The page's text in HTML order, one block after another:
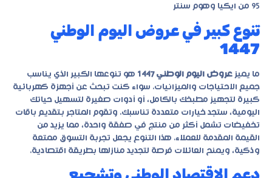
95 من ايكيا وهوم سنتر
تنوع كبير في عروض اليوم الوطني
1447
ما يميز عروض اليوم الوطني 1447
هو تنوعها الكبير الذي يناسب
جميع الاحتياجات والميزانيات. سواء كنت تبحث عن أجهزة كهربائية
كبيرة لتجهيز مطبخك بالكامل، أو أدوات صغيرة لتسهيل حياتك
اليومية، ستجد خيارات متعددة تناسبك. وتقوم المتاجر بتقديم باقات
تخفيضات تشمل أكثر من منتج في صفقة واحدة، مما يزيد من
القيمة المقدمة للعملاء. هذا التنوع يجعل تجربة التسوق ممتعة
وذكية، ويمنح العائلات فرصة لتجديد منازلها بطريقة اقتصادية.